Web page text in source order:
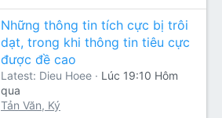
Những thông tin tích cực bị trôi
dạt, trong khi thông tin tiêu cực
được đề cao
Latest: Dieu Hoee
Lúc 19:10 Hôm
qua
Tản Văn, Ký